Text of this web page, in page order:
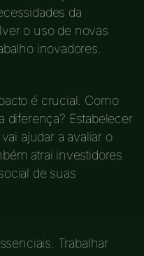
da
o uso de novas
inovadores.
é crucial. Como
diferença? Estabelecer
ajudar a avaliar o
atrai investidores
de suas
Trabalhar